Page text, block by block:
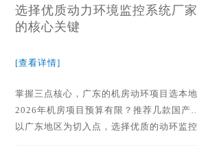
选择优质动力环境监控系统厂
的核心关键
[查看详情]
2026年机房项目预算有限？推